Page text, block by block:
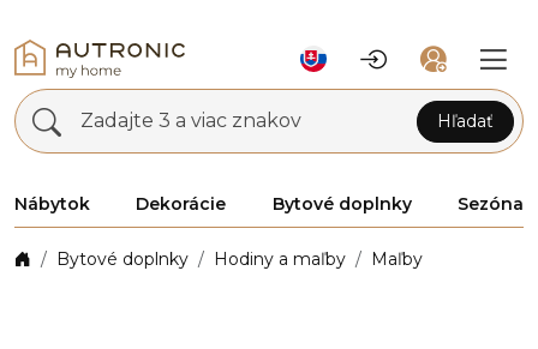
Zadajte 3 a viac znakov Hľadať
Nábytok Dekorácie Bytové doplnky Sezóna
Bytové doplnky Hodiny a maľby Maľby